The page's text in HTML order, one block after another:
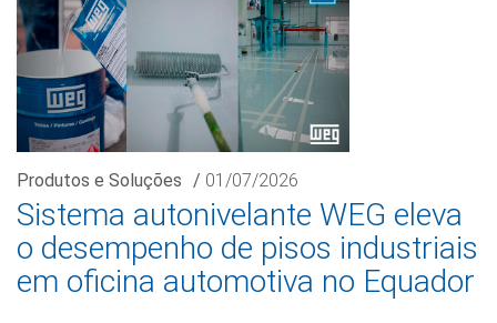
Produtos e Soluções / 01/07/2026
Sistema autonivelante WEG eleva
o desempenho de pisos industriais
em oficina automotiva no Equador